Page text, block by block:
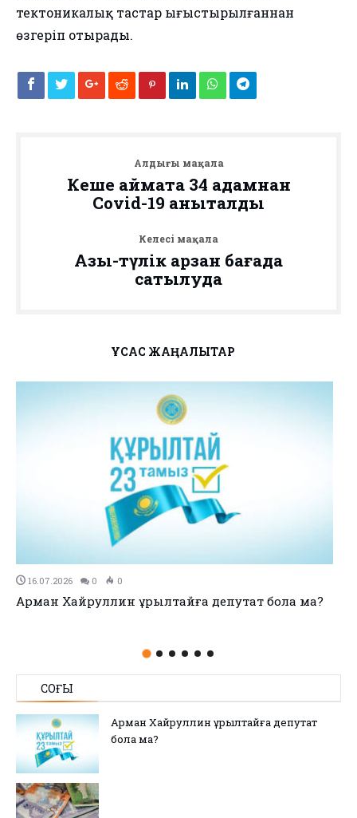
тектоникалық тастар ығыстырылғаннан
өзгеріп отырады.
Алдыңғы мақала
Кеше аймақта 34 адамнан
Covid-19 анықталды
Келесі мақала
Азық-түлік арзан бағада
сатылуда
ҰҚСАС ЖАҢАЛЫҚТАР
11.07.2026 0
no title
СОҢҒЫ
Арман Хайруллин Құрылтайға депутат
бола ма?